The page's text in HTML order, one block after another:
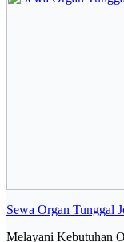
Sewa Organ Tunggal
Melayani Kebutuhan